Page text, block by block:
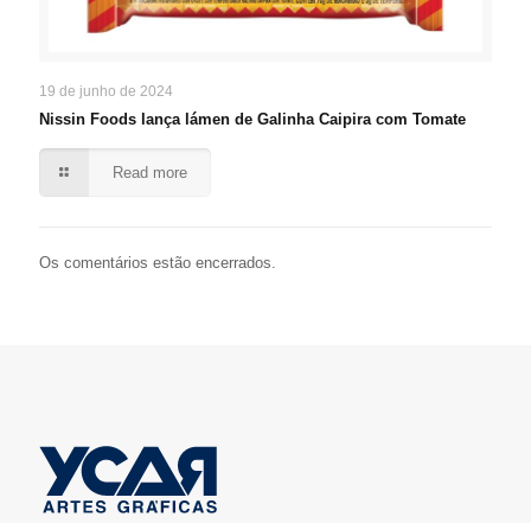
19 de junho de 2024
Nissin Foods lança lámen de Galinha Caipira com Tomate
Read more
Os comentários estão encerrados.